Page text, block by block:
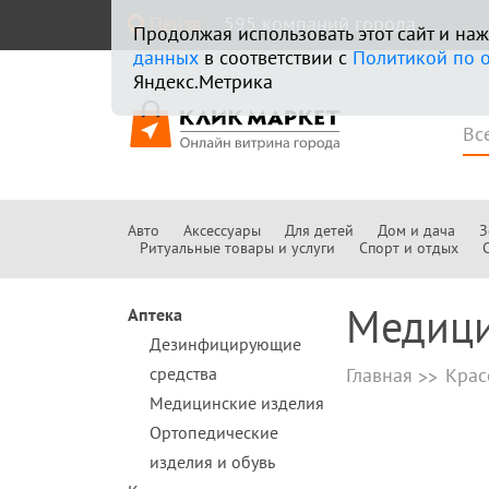
Авто Аксессуары Для детей Дом и дача
Ритуальные товары и услуги
Спорт и отдых
Продолжая использовать этот сайт и
данных в соответствии с Политикой по
Яндекс.Метрика
Аптека
Дезинфицирующие
средства
Медицинские изделия
Ортопедические
изделия и обувь
Главная